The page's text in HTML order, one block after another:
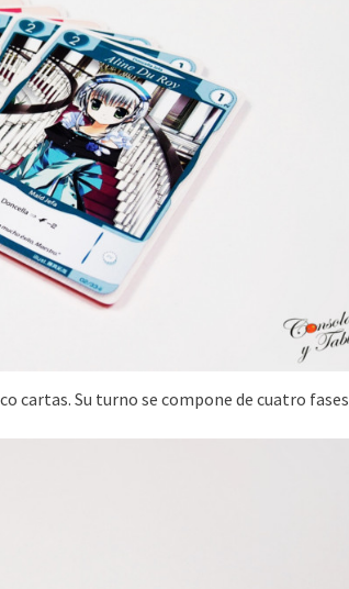
cartas. Su turno se compone de cuatro